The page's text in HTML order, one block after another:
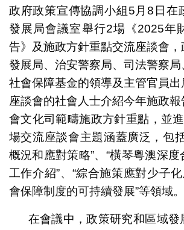
政府政策宣傳協調小組5月8日在
發展局會議室舉行2場《2025年
告》及施政方針重點交流座談會
發展局、治安警察局、司法警察
社會保障基金的領導及主管官員
座談會的社會人士介紹今年施政
會文化司範疇施政方針重點，並
場交流座談會主題涵蓋廣泛，包
概況和應對策略”、“橫琴粵澳深
工作介紹”、“綜合施策應對少子
會保障制度的可持續發展”等領域。
在會議中，政策研究和區域發